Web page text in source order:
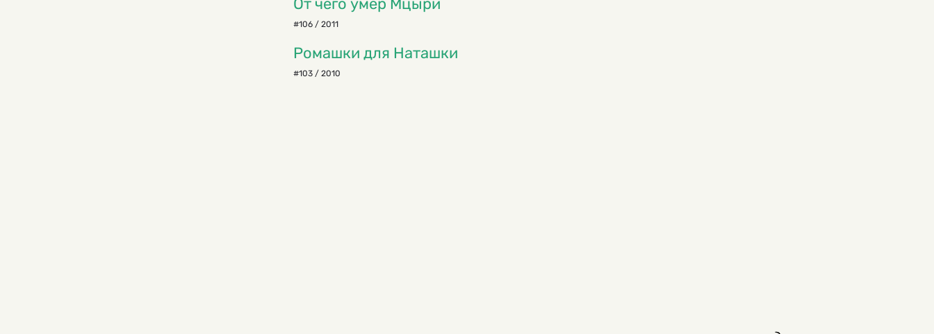
От чего умер Мцыри
#106 / 2011
Ромашки для Наташки
#103 / 2010